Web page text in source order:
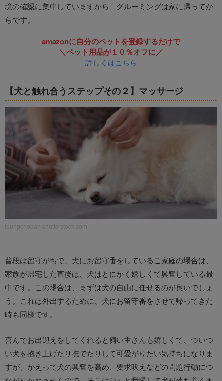
境の確認に集中していますから、グルーミングは家に帰ってか
らです。
amazonに自分のペットを登録するだけで
＼ペット用品が１０％オフに／
詳しくはこちら
【犬と触れ合うステップその２】マッサージ
leungchopan/shutterstock.com
普段は留守がちで、犬にお留守番をしているご家庭の場合は、
家族が帰宅した直後は、犬はとにかく嬉しくて興奮している最
中です。この場合は、まずは犬の自由に任せるのが良いでしょ
う。これは外出するために、犬にお留守番をさせて帰ってきた
時も同様です。
喜んでお出迎えをしてくれると飼い主さんも嬉しくて、ついつ
い犬を抱き上げたり撫でたりして可愛がりたい気持ちになりま
すが、かえって犬の興奮を高め、要求吠えなどの問題行動につ